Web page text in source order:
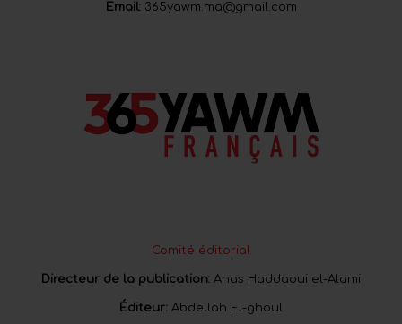
Email: 365yawm.ma@gmail.com
Comité éditorial
Directeur de la publication: Anas Haddaoui el-Alami
Éditeur: Abdellah El-ghoul